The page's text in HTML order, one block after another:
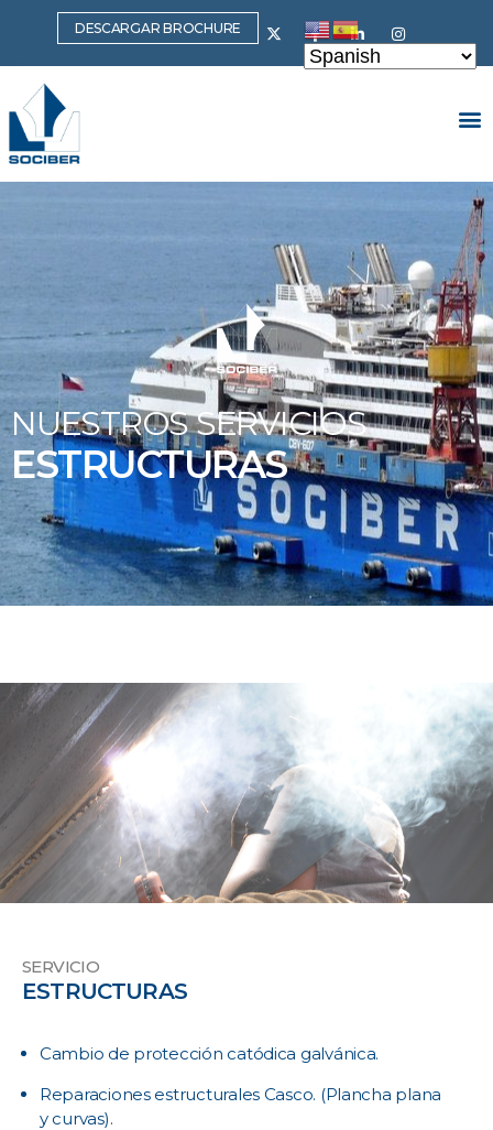
DESCARGAR BROCHURE
NUESTROS SERVICIOS
ESTRUCTURAS
SERVICIO
ESTRUCTURAS
Cambio de protección catódica galvánica.
Reparaciones estructurales Casco. (Plancha plana
y curvas).